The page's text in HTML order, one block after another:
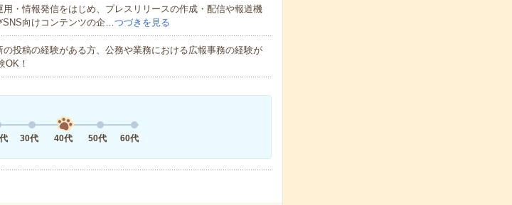
・情報発信をはじめ、プレスリリースの作成・配信や報道機
SNS向けコンテンツの企…つづきを見る
投稿の経験がある方、公務や業務における広報事務の経験が
OK！
30代 40代 50代 60代